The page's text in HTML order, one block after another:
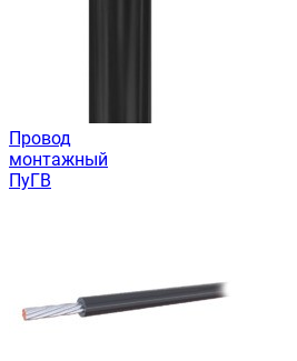
Провод
монтажный
ПуГВ